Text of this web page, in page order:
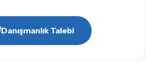
Danışmanlık Talebi